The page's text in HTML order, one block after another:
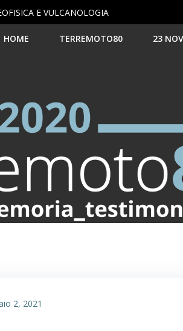
E VULCANOLOGIA
HOME TERREMOTO80 23
2, 2021